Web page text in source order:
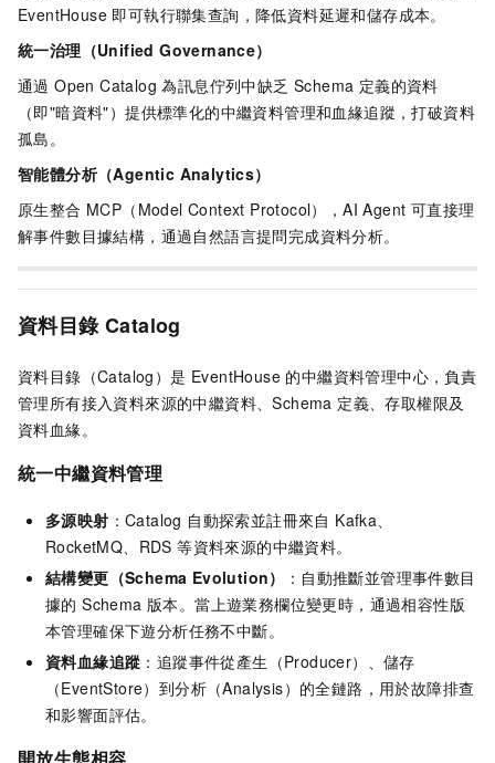
EventHouse 即可執行聯集查詢，降低資料延遲和儲存成本。
統一治理（Unified Governance）
通過 Open Catalog 為訊息佇列中缺乏 Schema 定義的資料
（即"暗資料"）提供標準化的中繼資料管理和血緣追蹤，打破資料
孤島。
智能體分析（Agentic Analytics）
原生整合 MCP（Model Context Protocol），AI Agent 可直接理
解事件數目據結構，通過自然語言提問完成資料分析。
資料目錄 Catalog
資料目錄（Catalog）是 EventHouse 的中繼資料管理中心，負責
管理所有接入資料來源的中繼資料、Schema 定義、存取權限及
資料血緣。
統一中繼資料管理
多源映射 ：Catalog 自動探索並註冊來自 Kafka、
RocketMQ、RDS 等資料來源的中繼資料。
結構變更（Schema Evolution）
：自動推斷並管理事件數目
據的 Schema 版本。當上遊業務欄位變更時，通過相容性版
本管理確保下遊分析任務不中斷。
資料血緣追蹤 ：追蹤事件從產生（Producer）、儲存
（EventStore）到分析（Analysis）的全鏈路，用於故障排查
和影響面評估。
開放生態相容